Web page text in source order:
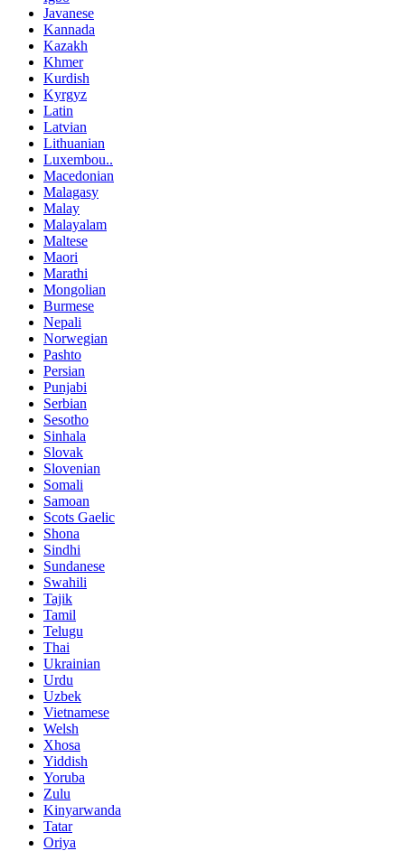
Javanese
Kannada
Kazakh
Khmer
Kurdish
Kyrgyz
Latin
Latvian
Lithuanian
Luxembou..
Macedonian
Malagasy
Malay
Malayalam
Maltese
Maori
Marathi
Mongolian
Burmese
Nepali
Norwegian
Pashto
Persian
Punjabi
Serbian
Sesotho
Sinhala
Slovak
Slovenian
Somali
Samoan
Scots Gaelic
Shona
Sindhi
Sundanese
Swahili
Tajik
Tamil
Telugu
Thai
Ukrainian
Urdu
Uzbek
Vietnamese
Welsh
Xhosa
Yiddish
Yoruba
Zulu
Kinyarwanda
Tatar
Oriya